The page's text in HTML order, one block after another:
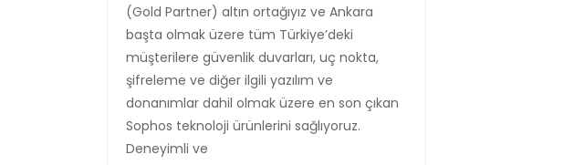
(Gold Partner) altın ortağıyız ve Ankara
başta olmak üzere tüm Türkiye’deki
müşterilere güvenlik duvarları, uç nokta,
şifreleme ve diğer ilgili yazılım ve
donanımlar dahil olmak üzere en son çıkan
Sophos teknoloji ürünlerini sağlıyoruz.
Deneyimli ve